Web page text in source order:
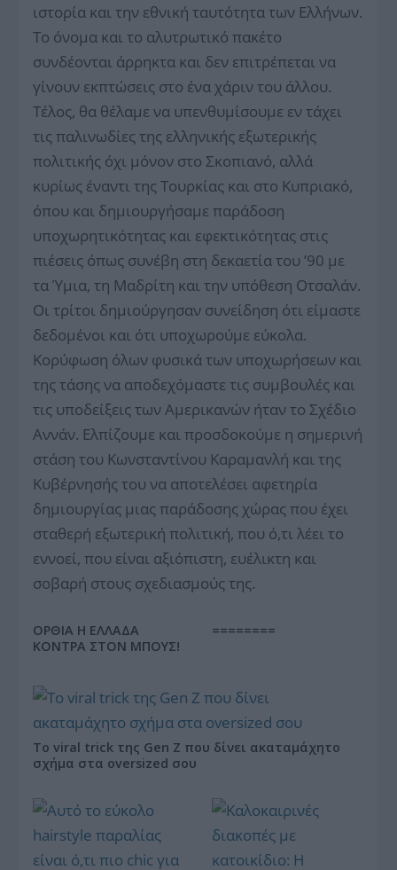
ιστορία και την εθνική ταυτότητα των Ελλήνων.
Το όνομα και το αλυτρωτικό πακέτο
συνδέονται άρρηκτα και δεν επιτρέπεται να
γίνουν εκπτώσεις στο ένα χάριν του άλλου.
Τέλος, θα θέλαμε να υπενθυμίσουμε εν τάχει
τις παλινωδίες της ελληνικής εξωτερικής
πολιτικής όχι μόνον στο Σκοπιανό, αλλά
κυρίως έναντι της Τουρκίας και στο Κυπριακό,
όπου και δημιουργήσαμε παράδοση
υποχωρητικότητας και εφεκτικότητας στις
πιέσεις όπως συνέβη στη δεκαετία του ’90 με
τα Ύμια, τη Μαδρίτη και την υπόθεση Οτσαλάν.
Οι τρίτοι δημιούργησαν συνείδηση ότι είμαστε
δεδομένοι και ότι υποχωρούμε εύκολα.
Κορύφωση όλων φυσικά των υποχωρήσεων και
της τάσης να αποδεχόμαστε τις συμβουλές και
τις υποδείξεις των Αμερικανών ήταν το Σχέδιο
Αννάν. Ελπίζουμε και προσδοκούμε η σημερινή
στάση του Κωνσταντίνου Καραμανλή και της
Κυβέρνησής του να αποτελέσει αφετηρία
δημιουργίας μιας παράδοσης χώρας που έχει
σταθερή εξωτερική πολιτική, που ό,τι λέει το
εννοεί, που είναι αξιόπιστη, ευέλικτη και
σοβαρή στους σχεδιασμούς της.
ΟΡΘΙΑ Η ΕΛΛΑΔΑ
ΚΟΝΤΡΑ ΣΤΟΝ ΜΠΟΥΣ!
========
Το viral trick της Gen Z που δίνει ακαταμάχητο
σχήμα στα oversized σου